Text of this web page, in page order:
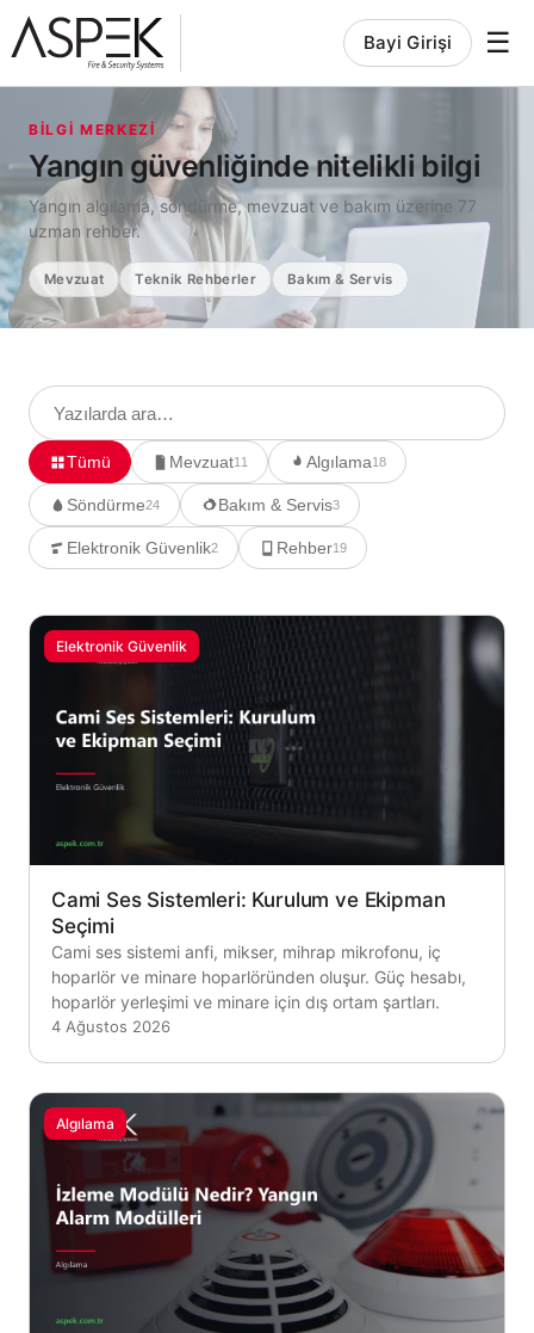
Bayi Girişi ☰
BILGI MERKEZI
Yangın güvenliğinde nitelikli bilgi
Yangın algılama, söndürme, mevzuat ve bakım üzerine 77
uzman rehber.
Mevzuat Teknik Rehberler Bakım & Servis
Tümü Mevzuat11 Algılama18
Söndürme24 Bakım & Servis3
Elektronik Güvenlik2 Rehber19
Elektronik Güvenlik
Cami Ses Sistemleri: Kurulum ve Ekipman
Seçimi
Cami ses sistemi anfi, mikser, mihrap mikrofonu, iç
hoparlör ve minare hoparlöründen oluşur. Güç hesabı,
hoparlör yerleşimi ve minare için dış ortam şartları.
4 Ağustos 2026
Algılama